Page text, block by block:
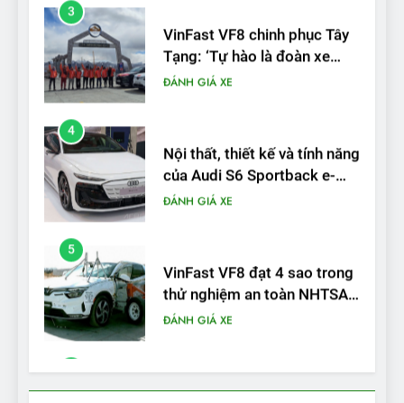
4
Nội thất, thiết kế và tính năng
của Audi S6 Sportback e-
tron
ĐÁNH GIÁ XE
5
VinFast VF8 đạt 4 sao trong
thử nghiệm an toàn NHTSA
tại Mỹ
ĐÁNH GIÁ XE
6
Hệ thống treo đa điểm –
trang bị “đáng từng xu” trên
VinFast VF 6
ĐÁNH GIÁ XE
7